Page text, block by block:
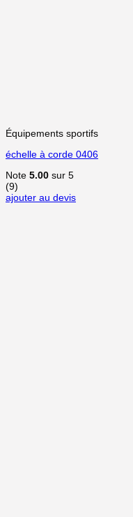
Équipements sportifs
échelle à corde 0406
Note 5.00 sur 5
(9)
ajouter au devis